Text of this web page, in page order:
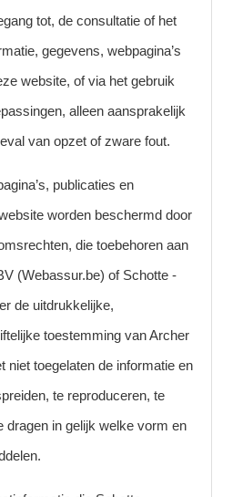
tot, de consultatie of het
gegevens, webpagina’s
website, of via het gebruik
alleen aansprakelijk
van opzet of zware fout.
publicaties en
worden beschermd door
die toebehoren aan
(Webassur.be) of Schotte -
de uitdrukkelijke,
toestemming van Archer
niet toegelaten de informatie en
te reproduceren, te
dragen in gelijk welke vorm en